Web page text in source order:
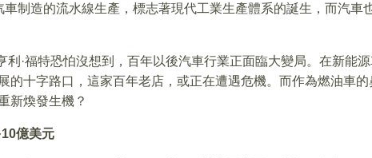
車制造的流水線生產，標志著現代工業生產體系的誕生，而汽車
利·福特恐怕沒想到，百年以後汽車行業正面臨大變局。在新能
的十字路口，這家百年老店，或正在遭遇危機。而作為燃油車
新煥發生機？
億美元